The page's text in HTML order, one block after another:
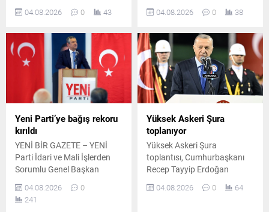
ve amiralliğe terfi etti. Hava
görevine Orgeneral Rafet
Dalkıran atandı.
04.08.2026 0 43
teklifinin ismi netleşti.
partilerin ortak imzasıyla
Meclis'e sunulması
hedefleniyor.
04.08.2026 0 38
Yeni Parti’ye bağış rekoru
kırıldı
YENİ BİR GAZETE – YENİ
Parti İdari ve Mali İşlerden
Sorumlu Genel Başkan
Yardımcısı Özgür Ceylan,
partinin yürüttüğü
dayanışma kampanyasında
04.08.2026
0
241
Yüksek Askeri Şura
toplanıyor
Yüksek Askeri Şura
toplantısı, Cumhurbaşkanı
Recep Tayyip Erdoğan
başkanlığında bugün
Cumhurbaşkanlığı
04.08.2026 0 64